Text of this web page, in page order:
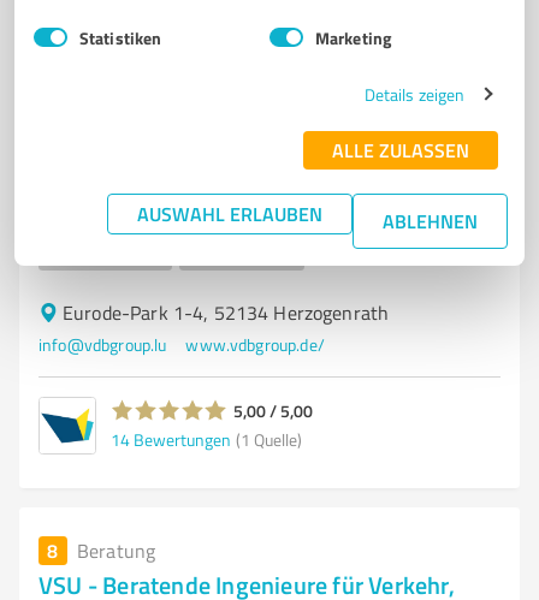
Statistiken Marketing
Details zeigen
ALLE ZULASSEN
AUSWAHL ERLAUBEN ABLEHNEN
PERSONALVERMITTLER PAYROLL-DIENSTLEISTUNGEN RECRUITMENT
Eurode-Park 1-4, 52134 Herzogenrath
info@vdbgroup.lu www.vdbgroup.de/
5,00 / 5,00
14 Bewertungen (1 Quelle)
8 Beratung
VSU - Beratende Ingenieure für Verkehr,